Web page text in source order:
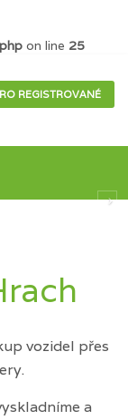
on line 25
REGISTROVANÉ
vozidel přes
a